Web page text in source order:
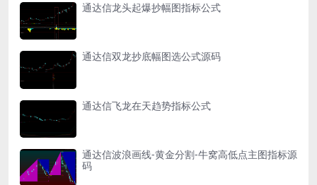
通达信龙头起爆抄幅图指标公式
通达信双龙抄底幅图选公式源码
通达信飞龙在天趋势指标公式
通达信波浪画线-黄金分割-牛窝高低点主图指标源
码